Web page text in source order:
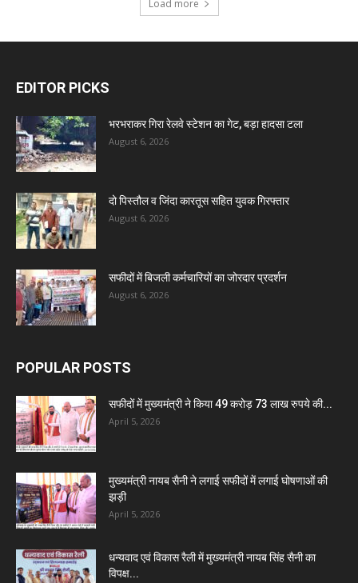
Load more
EDITOR PICKS
भरभराकर गिरा रेलवे स्टेशन का गेट, बड़ा हादसा टला
August 6, 2026
दो पिस्तौल व जिंदा कारतूस सहित युवक गिरफ्तार
August 6, 2026
सफीदों में बिजली कर्मचारियों का जोरदार प्रदर्शन
August 6, 2026
POPULAR POSTS
सफीदों में मुख्यमंत्री ने किया 49 करोड़ 73 लाख रुपये की...
April 5, 2026
मुख्यमंत्री नायब सैनी ने लगाई सफीदों में लगाई घोषणाओं की
झड़ी
April 5, 2026
धन्यवाद एवं विकास रैली में मुख्यमंत्री नायब सिंह सैनी का
विपक्ष...